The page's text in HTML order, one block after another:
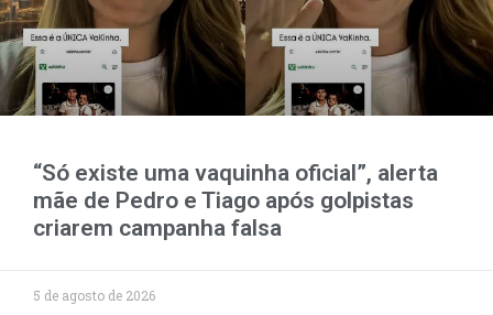
“Só existe uma vaquinha oficial”, alerta
mãe de Pedro e Tiago após golpistas
criarem campanha falsa
5 de agosto de 2026